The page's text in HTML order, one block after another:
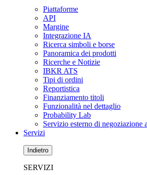
Piattaforme
API
Margine
Integrazione IA
Ricerca simboli e borse
Panoramica dei prodotti
Ricerche e Notizie
IBKR ATS
Tipi di ordini
Reportistica
Finanziamento titoli
Funzionalità nel dettaglio
Probability Lab
Servizio esterno di negoziazione
Servizi
Indietro
SERVIZI